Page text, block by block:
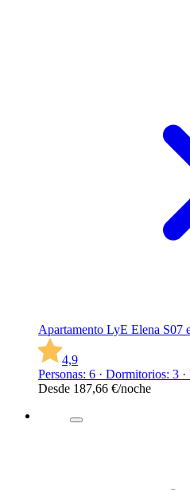
Apartamento LyE Elena S07
4,9
Personas: 6 · Dormitorios: 3 ·
Desde 187,66 €/noche